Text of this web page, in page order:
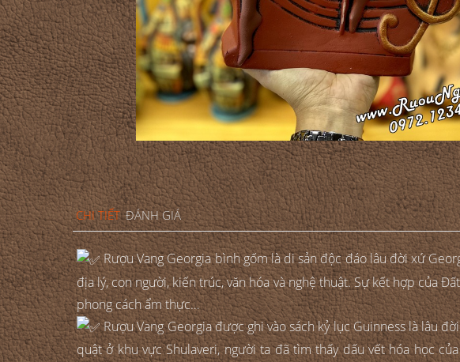
CHI TIẾT ĐÁNH GIÁ
Rượu Vang Georgia bình gốm là di sản độc đáo lâu đời xứ
địa lý, con người, kiến trúc, văn hóa và nghệ thuật. Sự kết hợp của
phong cách ẩm thực…
Rượu Vang Georgia được ghi vào sách kỷ lục Guinness là lâu
quật ở khu vực Shulaveri, người ta đã tìm thấy dấu vết hóa học